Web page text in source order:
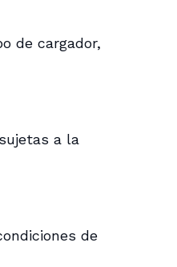
de cargador,
a la
de